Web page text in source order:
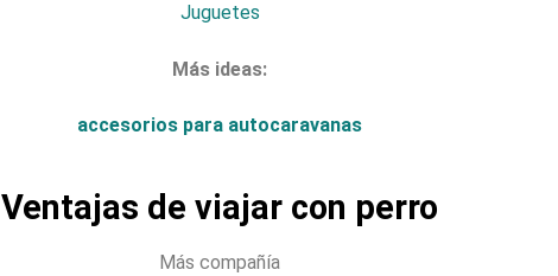
Juguetes
Más ideas:
accesorios para autocaravanas
Ventajas de viajar con perro
Más compañía